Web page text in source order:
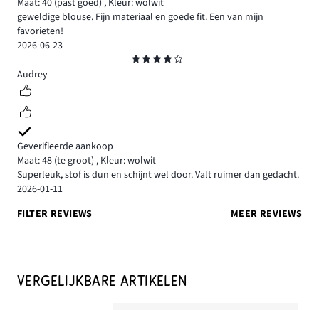
geweldige blouse. Fijn materiaal en goede fit. Een van mijn
favorieten!
2026-06-23
4
Audrey
Geverifieerde aankoop
Maat: 48 (te groot) , Kleur: wolwit
Superleuk, stof is dun en schijnt wel door. Valt ruimer dan gedacht.
2026-01-11
FILTER REVIEWS
MEER REVIEWS
VERGELIJKBARE ARTIKELEN